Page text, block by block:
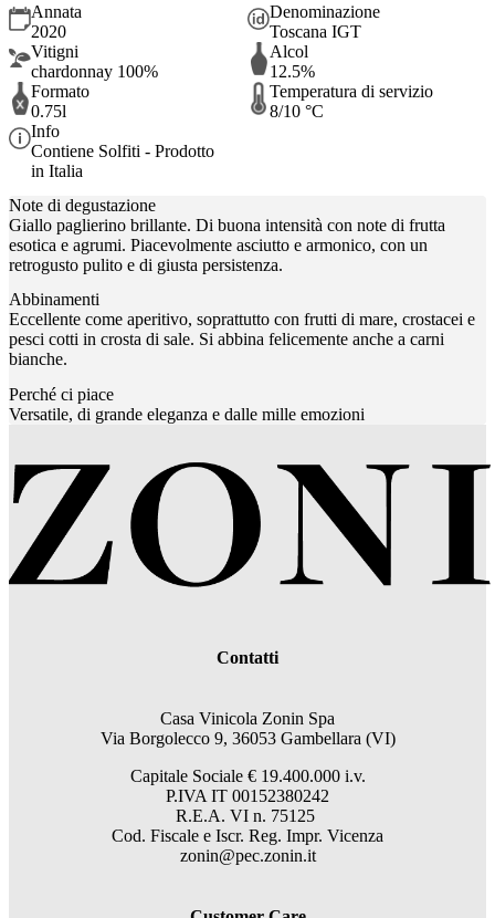
Annata
2020
Denominazione
Toscana IGT
Vitigni
chardonnay 100%
Alcol
12.5%
Formato
0.75l
Temperatura di servizio
8/10 °C
Info
Contiene Solfiti - Prodotto
in Italia
Note di degustazione
Giallo paglierino brillante. Di buona intensità con note di frutta
esotica e agrumi. Piacevolmente asciutto e armonico, con un
retrogusto pulito e di giusta persistenza.
Abbinamenti
Eccellente come aperitivo, soprattutto con frutti di mare, crostacei e
pesci cotti in crosta di sale. Si abbina felicemente anche a carni
bianche.
Perché ci piace
Versatile, di grande eleganza e dalle mille emozioni
Contatti
Casa Vinicola Zonin Spa
Via Borgolecco 9, 36053 Gambellara (VI)
Capitale Sociale € 19.400.000 i.v.
P.IVA IT 00152380242
R.E.A. VI n. 75125
Cod. Fiscale e Iscr. Reg. Impr. Vicenza
zonin@pec.zonin.it